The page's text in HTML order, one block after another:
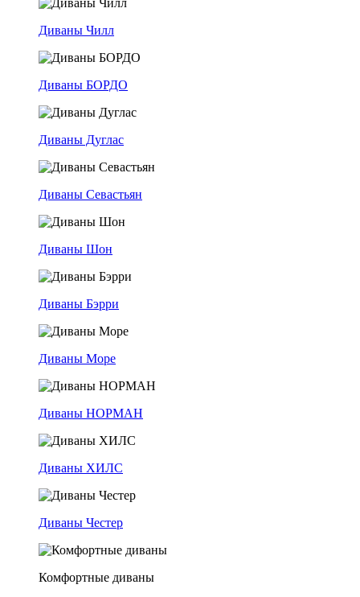
Диваны Чилл
Диваны БОРДО
Диваны Дуглас
Диваны Севастьян
Диваны Шон
Диваны Бэрри
Диваны Море
Диваны НОРМАН
Диваны ХИЛС
Диваны Честер
Комфортные диваны